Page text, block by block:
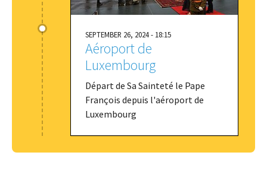
SEPTEMBER 26, 2024 - 18:15
Aéroport de
Luxembourg
Départ de Sa Sainteté le Pape
François depuis l'aéroport de
Luxembourg